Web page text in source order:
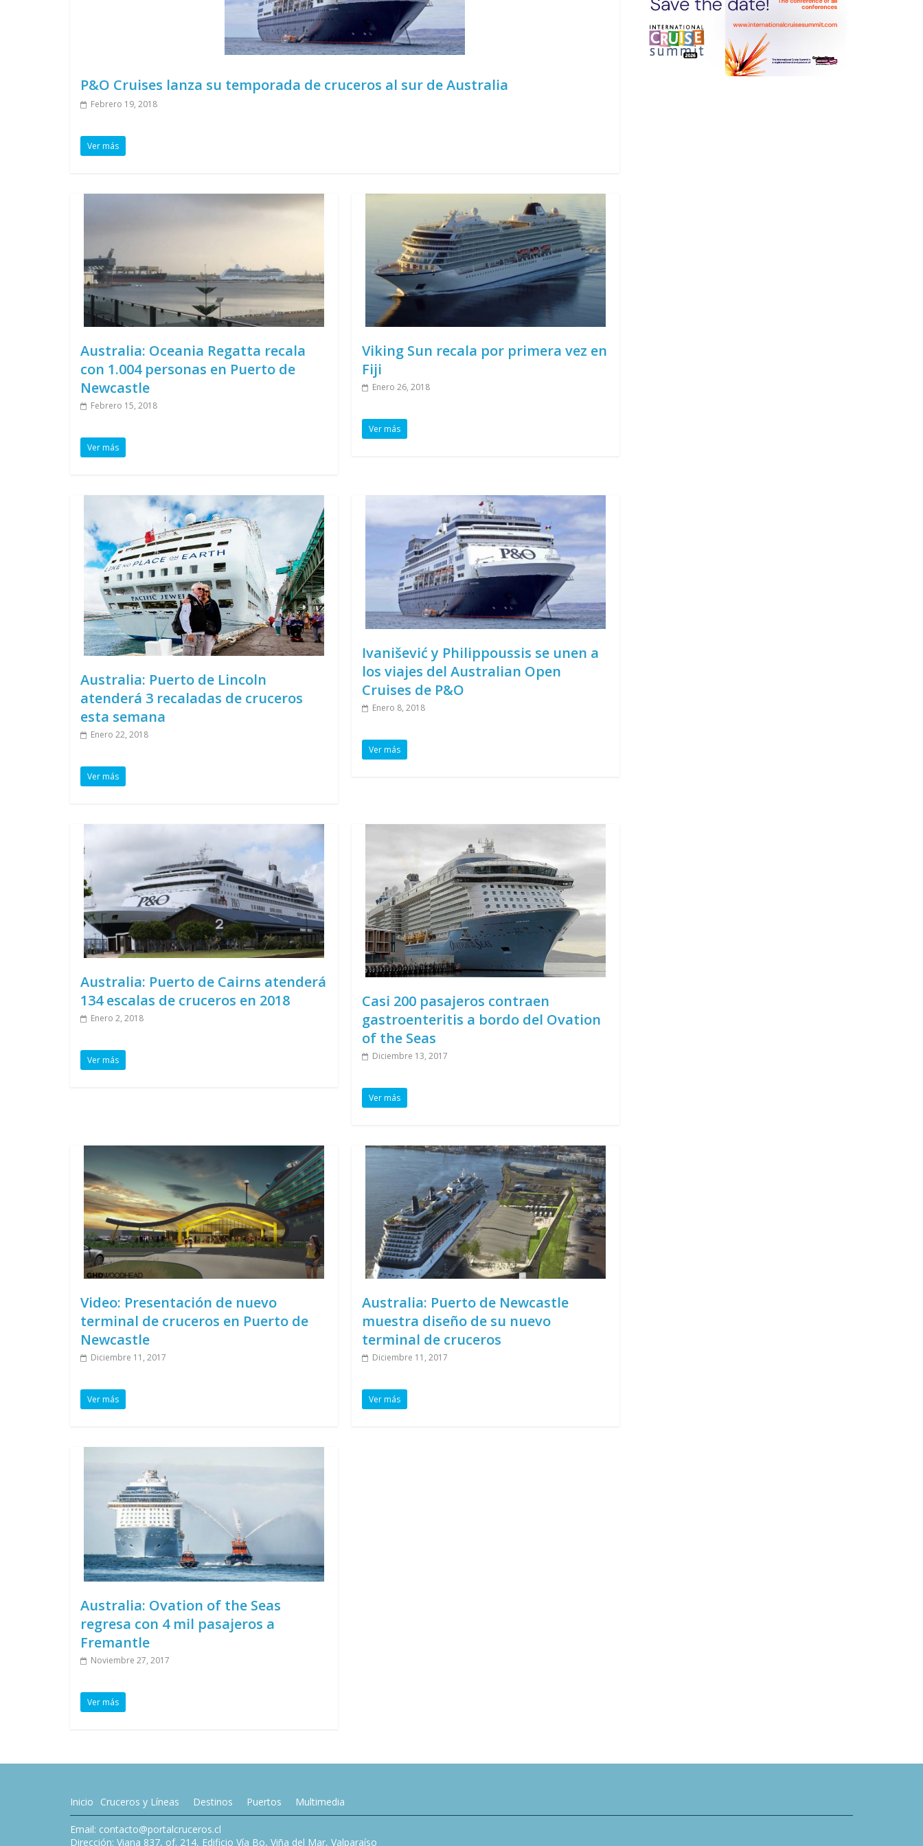
P&O Cruises lanza su temporada de cruceros al sur de Australia
Febrero 19, 2018
Ver más
Australia: Oceania Regatta recala
con 1.004 personas en Puerto de
Newcastle
Febrero 15, 2018
Ver más
Viking Sun recala por primera vez en
Fiji
Enero 26, 2018
Ver más
Australia: Puerto de Lincoln
atenderá 3 recaladas de cruceros
esta semana
Enero 22, 2018
Ver más
Ivanišević y Philippoussis se unen a
los viajes del Australian Open
Cruises de P&O
Enero 8, 2018
Ver más
Australia: Puerto de Cairns atenderá
134 escalas de cruceros en 2018
Enero 2, 2018
Ver más
Casi 200 pasajeros contraen
gastroenteritis a bordo del Ovation
of the Seas
Diciembre 13, 2017
Ver más
Video: Presentación de nuevo
terminal de cruceros en Puerto de
Newcastle
Diciembre 11, 2017
Ver más
Australia: Puerto de Newcastle
muestra diseño de su nuevo
terminal de cruceros
Diciembre 11, 2017
Ver más
Australia: Ovation of the Seas
regresa con 4 mil pasajeros a
Fremantle
Noviembre 27, 2017
Ver más
Inicio Cruceros y Líneas Destinos Puertos Multimedia
Email: contacto@portalcruceros.cl
Dirección: Viana 837, of. 214, Edificio Vía Bo, Viña del Mar, Valparaíso